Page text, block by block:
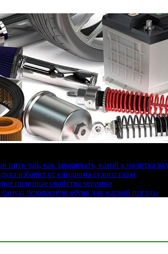
пить чай, как заваривать, какой у напитка
избавит от синдрома сухого глаза
полезные свойства черники
безопасную обувь для жаркой погоды